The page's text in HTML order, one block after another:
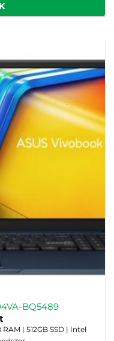
BQ5489
| 512GB SSD | Intel